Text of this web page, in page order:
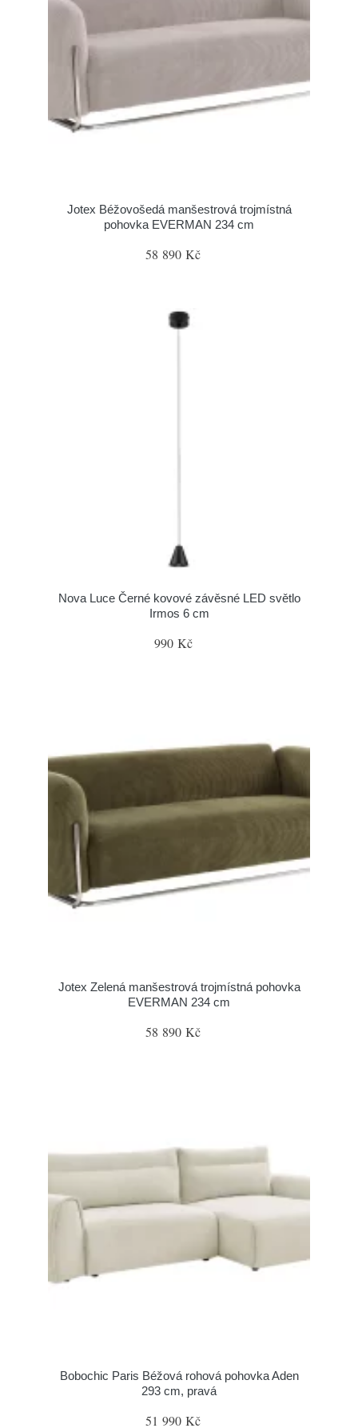
Jotex Béžovošedá manšestrová trojmístná
pohovka EVERMAN 234 cm
58 890 Kč
Nova Luce Černé kovové závěsné LED světlo
Irmos 6 cm
990 Kč
Jotex Zelená manšestrová trojmístná pohovka
EVERMAN 234 cm
58 890 Kč
Bobochic Paris Béžová rohová pohovka Aden
293 cm, pravá
51 990 Kč